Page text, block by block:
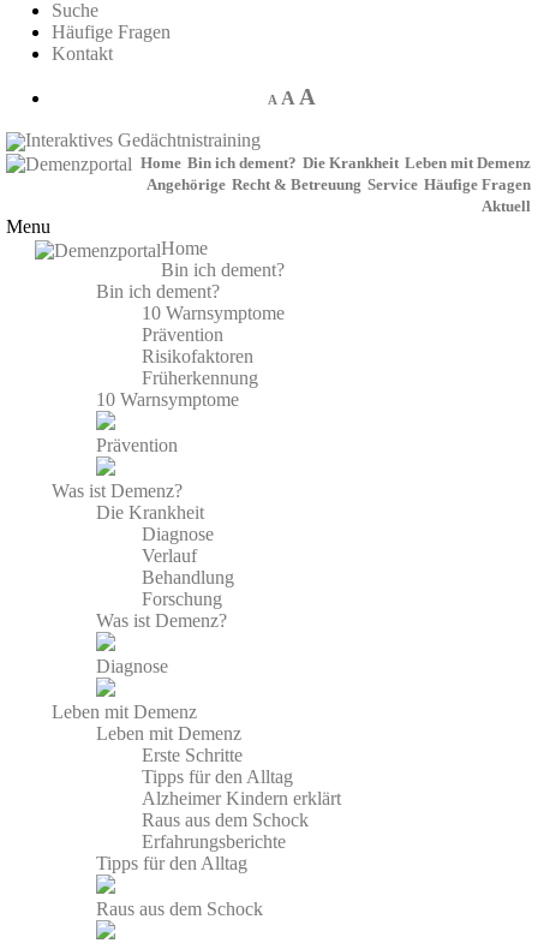
Suche
Häufige Fragen
Kontakt
A A A
Interaktives Gedächtnistraining
Home Bin ich dement? Die Krankheit Leben mit Demenz
Angehörige Recht & Betreuung Service Häufige Fragen
Aktuell
Menu
Home
Bin ich dement?
Bin ich dement?
10 Warnsymptome
Prävention
Risikofaktoren
Früherkennung
10 Warnsymptome
Prävention
Was ist Demenz?
Die Krankheit
Diagnose
Verlauf
Behandlung
Forschung
Was ist Demenz?
Diagnose
Leben mit Demenz
Leben mit Demenz
Erste Schritte
Tipps für den Alltag
Alzheimer Kindern erklärt
Raus aus dem Schock
Erfahrungsberichte
Tipps für den Alltag
Raus aus dem Schock